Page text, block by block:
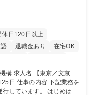
休日120日以上
退職金あり
在宅OK
文京
務を
しています。 はじめは担